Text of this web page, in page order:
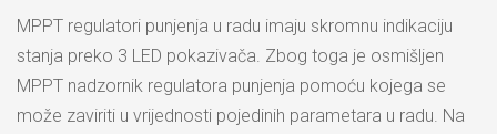
MPPT regulatori punjenja u radu imaju skromnu indikaciju
stanja preko 3 LED pokazivača. Zbog toga je osmišljen
MPPT nadzornik regulatora punjenja pomoću kojega se
može zaviriti u vrijednosti pojedinih parametara u radu. Na